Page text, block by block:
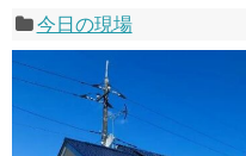
今日の現場